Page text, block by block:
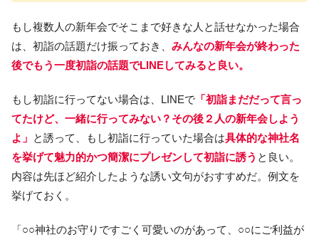
もし複数人の新年会でそこまで好きな人と話せなかった場合
は、初詣の話題だけ振っておき、 みんなの新年会が終わった
後でもう一度初詣の話題でLINEしてみると良い。
もし初詣に行ってない場合は、LINEで 「初詣まだだって言っ
てたけど、一緒に行ってみない？その後２人の新年会しよう
よ」 と誘って、もし初詣に行っていた場合は具体的な神社名
を挙げて魅力的かつ簡潔にプレゼンして初詣に誘う と良い。
内容は先ほど紹介したような誘い文句がおすすめだ。例文を
挙げておく。
「○○神社のお守りですごく可愛いのがあって、○○にご利益が